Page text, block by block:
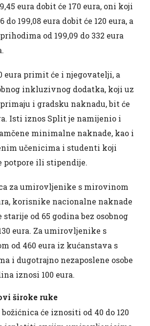
eura dobit će 170 eura, oni koji
do 199,08 eura dobit će 120 eura, a
od 199,09 do 332 eura
eura primit će i njegovatelji, a
inkluzivnog dodatka, koji uz
i gradsku naknadu, bit će
Isti iznos Split je namijenio i
minimalne naknade, kao i
učenicima i studenti koji
potpore ili stipendije.
za umirovljenike s mirovinom
korisnike nacionalne naknade
starije od 65 godina bez osobnog
eura. Za umirovljenike s
od 460 eura iz kućanstava s
i dugotrajno nezaposlene osobe
iznosi 100 eura.
široke ruke
će iznositi od 40 do 120